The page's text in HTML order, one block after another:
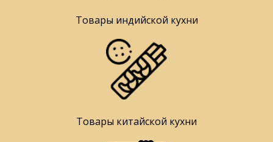
Товары индийской кухни
Товары китайской кухни